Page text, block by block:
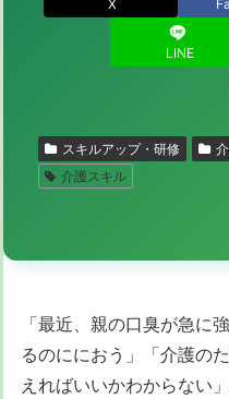
X
LINE
スキルアップ・研修
介護スキル
「最近、親の口臭が急に
るのににおう」「介護の
えればいいかわからない